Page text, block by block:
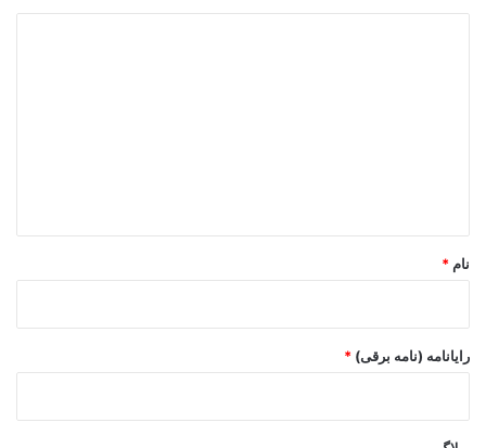
نام *
رایانامه (نامه برقی) *